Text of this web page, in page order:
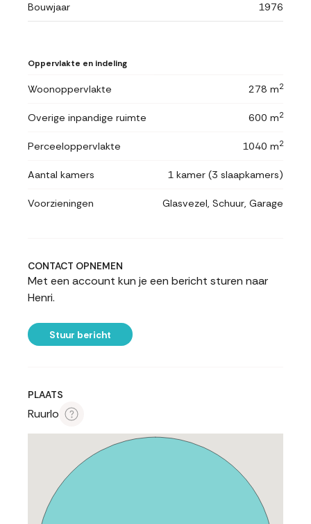
Bouwjaar 1976
Oppervlakte en indeling
Woonoppervlakte 278 m2
Overige inpandige ruimte 600 m2
Perceeloppervlakte 1040 m2
Aantal kamers 1 kamer (3 slaapkamers)
Voorzieningen Glasvezel, Schuur, Garage
CONTACT OPNEMEN
Met een account kun je een bericht sturen naar
Henri.
Stuur bericht
PLAATS
Ruurlo